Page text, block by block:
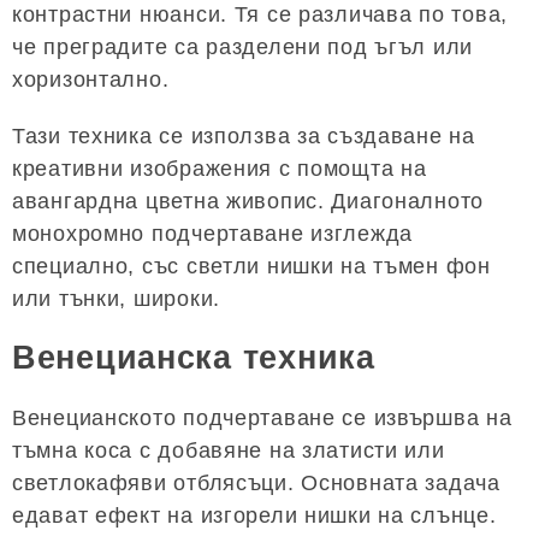
контрастни нюанси. Тя се различава по това,
че преградите са разделени под ъгъл или
хоризонтално.
Тази техника се използва за създаване на
креативни изображения с помощта на
авангардна цветна живопис. Диагоналното
монохромно подчертаване изглежда
специално, със светли нишки на тъмен фон
или тънки, широки.
Венецианска техника
Венецианското подчертаване се извършва на
тъмна коса с добавяне на златисти или
светлокафяви отблясъци. Основната задача
едават ефект на изгорели нишки на слънце.